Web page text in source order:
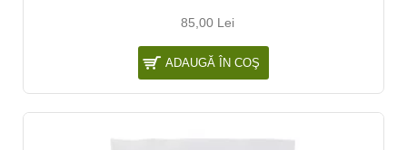
85,00 Lei
ADAUGĂ ÎN COŞ